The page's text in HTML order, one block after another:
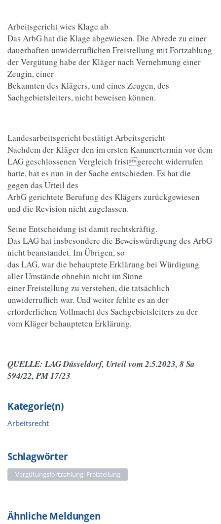
Arbeitsgericht wies Klage ab
Das ArbG hat die Klage abgewiesen. Die Abrede zu einer
dauerhaften unwiderruflichen Freistellung mit Fortzahlung
der Vergütung habe der Kläger nach Vernehmung einer
Zeugin, einer
Bekannten des Klägers, und eines Zeugen, des
Sachgebietsleiters, nicht beweisen können.
Landesarbeitsgericht bestätigt Arbeitsgericht
Nachdem der Kläger den im ersten Kammertermin vor dem
LAG geschlossenen Vergleich fristgerecht widerrufen
hatte, hat es nun in der Sache entschieden. Es hat die
gegen das Urteil des
ArbG gerichtete Berufung des Klägers zurückgewiesen
und die Revision nicht zugelassen.
Seine Entscheidung ist damit rechtskräftig.
Das LAG hat insbesondere die Beweiswürdigung des ArbG
nicht beanstandet. Im Übrigen, so
das LAG, war die behauptete Erklärung bei Würdigung
aller Umstände ohnehin nicht im Sinne
einer Freistellung zu verstehen, die tatsächlich
unwiderruflich war. Und weiter fehlte es an der
erforderlichen Vollmacht des Sachgebietsleiters zu der
vom Kläger behaupteten Erklärung.
QUELLE: LAG Düsseldorf, Urteil vom 2.5.2023, 8 Sa
594/22, PM 17/23
Kategorie(n)
Arbeitsrecht
Schlagwörter
Vergütungsfortzahlung; Freistellung
Ähnliche Meldungen